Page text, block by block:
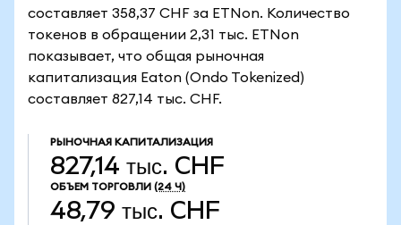
составляет 358,37 CHF за ETNon. Количество
токенов в обращении 2,31 тыс. ETNon
показывает, что общая рыночная
капитализация Eaton (Ondo Tokenized)
составляет 827,14 тыс. CHF.
РЫНОЧНАЯ КАПИТАЛИЗАЦИЯ
827,14 тыс. CHF
ОБЪЕМ ТОРГОВЛИ (24 Ч)
48,79 тыс. CHF